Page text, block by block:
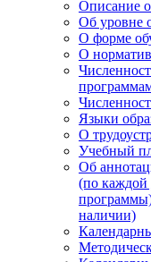
Описание
Об уровне
О форме
О
Языки
О
Учебный
Об
(по каждой
наличии)